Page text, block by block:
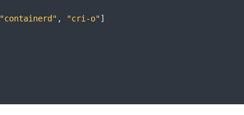
"containerd" , "cri-o"]